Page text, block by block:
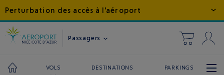
Perturbation des accès à l'aéroport
Passagers
VOLS DESTINATIONS PARKINGS